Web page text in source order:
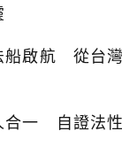
船啟航 從台
合一 自證法性